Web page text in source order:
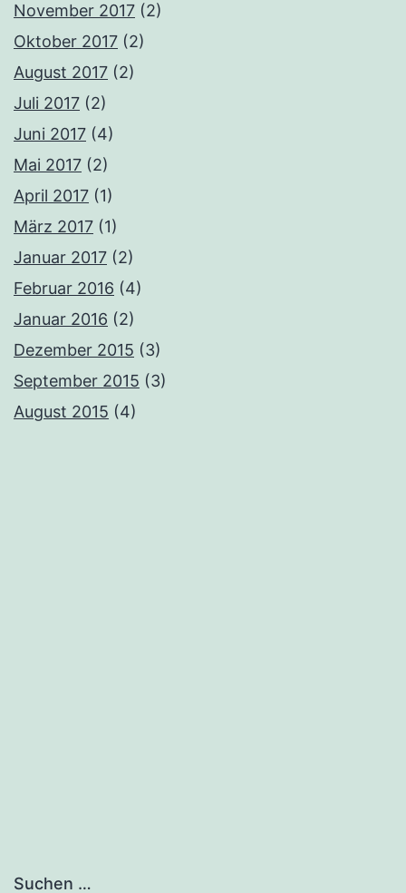
November 2017 (2)
Oktober 2017 (2)
August 2017 (2)
Juli 2017 (2)
Juni 2017 (4)
Mai 2017 (2)
April 2017 (1)
März 2017 (1)
Januar 2017 (2)
Februar 2016 (4)
Januar 2016 (2)
Dezember 2015 (3)
September 2015 (3)
August 2015 (4)
Suchen …